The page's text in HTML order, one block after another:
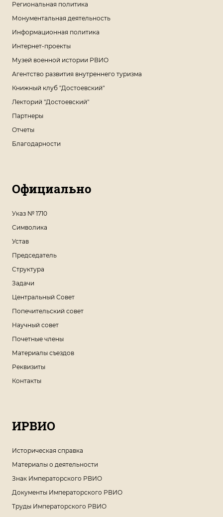
Региональная политика
Монументальная деятельность
Информационная политика
Интернет-проекты
Музей военной истории РВИО
Агентство развития внутреннего туризма
Книжный клуб "Достоевский"
Лекторий "Достоевский"
Партнеры
Отчеты
Благодарности
Официально
Указ № 1710
Символика
Устав
Председатель
Структура
Задачи
Центральный Совет
Попечительский совет
Научный совет
Почетные члены
Материалы съездов
Реквизиты
Контакты
ИРВИО
Историческая справка
Материалы о деятельности
Знак Императорского РВИО
Документы Императорского РВИО
Труды Императорского РВИО